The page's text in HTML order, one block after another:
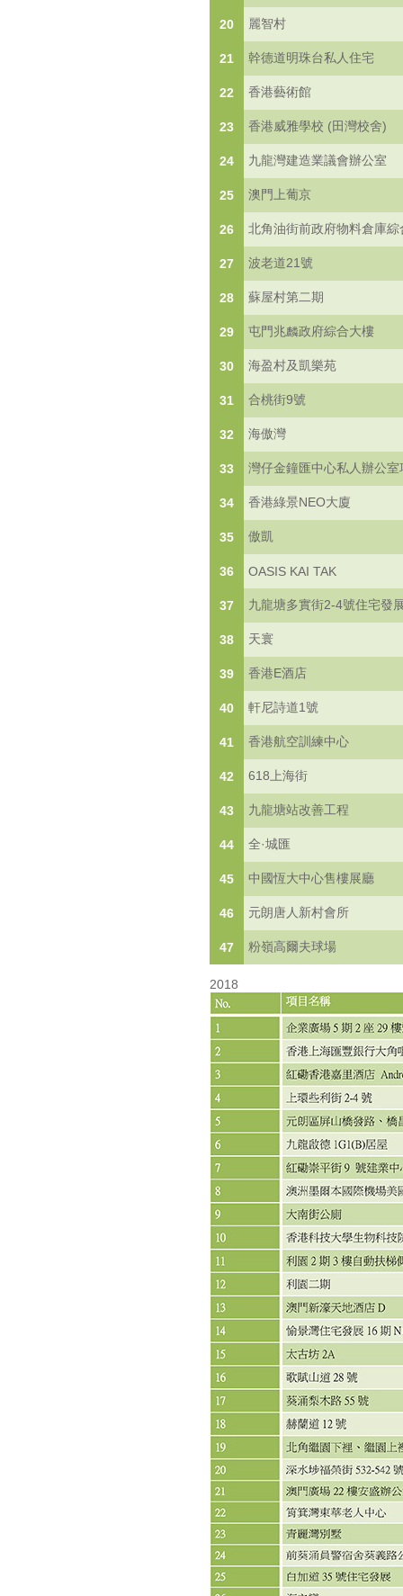
20 麗智村
21 幹德道明珠台私人住宅
22 香港藝術館
23 香港威雅學校 (田灣校舍)
24 九龍灣建造業議會辦公室
25 澳門上葡京
26 北角油街前政府物料倉庫綜
27 波老道21號
28 蘇屋村第二期
29 屯門兆麟政府綜合大樓
30 海盈村及凱樂苑
31 合桃街9號
32 海傲灣
33 灣仔金鐘匯中心私人辦公室
34 香港綠景NEO大廈
35 傲凱
36 OASIS KAI TAK
37 九龍塘多實街2-4號住宅發
38 天寰
39 香港E酒店
40 軒尼詩道1號
41 香港航空訓練中心
42 618上海街
43 九龍塘站改善工程
44 全·城匯
45 中國恆大中心售樓展廳
46 元朗唐人新村會所
47 粉嶺高爾夫球場
2018